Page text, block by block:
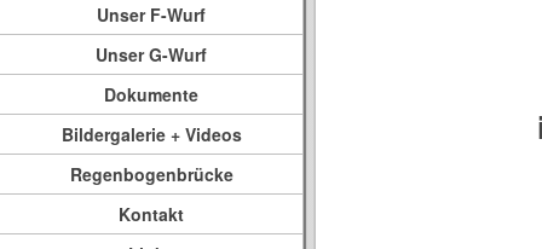
Unser F-Wurf
Unser G-Wurf
Dokumente
Bildergalerie + Videos
Regenbogenbrücke
Kontakt